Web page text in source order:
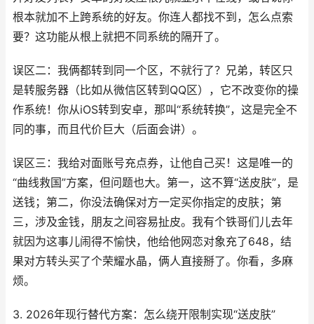
根本就加不上跨系统的好友。你连人都找不到，怎么点索
要？这功能从根上就把不同系统的隔开了。
误区二：我俩都转到同一个区，不就行了？兄弟，转区只
是转服务器（比如从微信区转到QQ区），它不改变你的操
作系统！你从iOS转到安卓，那叫“系统转换”，这是完全不
同的事，而且代价巨大（后面会讲）。
误区三：我给对面账号充点券，让他自己买！这是唯一的
“曲线救国”方案，但问题也大。第一，这不算“送皮肤”，是
送钱；第二，你没法确保对方一定买你指定的皮肤；第
三，涉及金钱，朋友之间容易扯皮。我有个铁哥们儿去年
就因为这事儿闹得不愉快，他给他网恋对象充了648，结
果对方转头买了个荣耀水晶，俩人直接掰了。你看，多麻
烦。
3. 2026年现行替代方案：怎么绕开限制实现“送皮肤”